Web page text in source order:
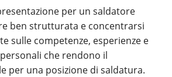
per un saldatore
ben strutturata e concentrarsi
sulle competenze, esperienze e
che rendono il
per una posizione di saldatura.